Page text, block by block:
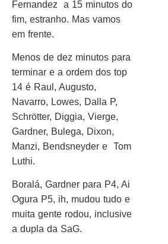
Fernandez a 15 minutos do
fim, estranho. Mas vamos
em frente.
Menos de dez minutos para
terminar e a ordem dos top
14 é Raul, Augusto,
Navarro, Lowes, Dalla P,
Schrötter, Diggia, Vierge,
Gardner, Bulega, Dixon,
Manzi, Bendsneyder e Tom
Luthi.
Boralá, Gardner para P4, Ai
Ogura P5, ih, mudou tudo e
muita gente rodou, inclusive
a dupla da SaG.